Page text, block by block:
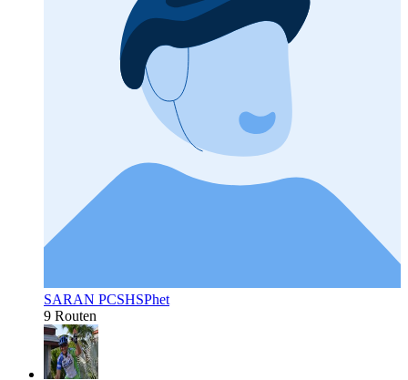
SARAN PCSHSPhet
9 Routen